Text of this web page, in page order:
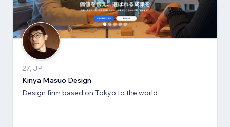
27, JP
Kinya Masuo Design
Design firm based on Tokyo to the world